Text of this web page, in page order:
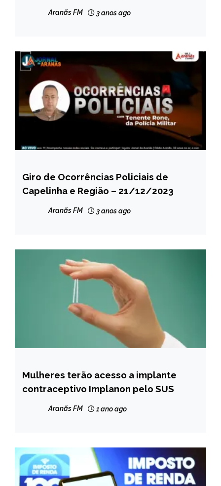
Aranãs FM 3 anos ago
CAPELINHA
MINAS
Giro de Ocorrências Policiais de
Capelinha e Região – 21/12/2023
Aranãs FM 3 anos ago
BRASIL
NOTÍCIAS
Mulheres terão acesso a implante
contraceptivo Implanon pelo SUS
Aranãs FM 1 ano ago